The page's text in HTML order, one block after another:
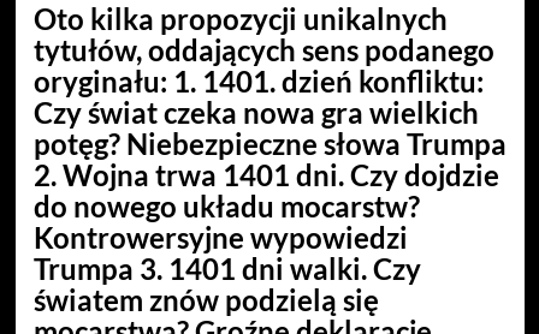
Oto kilka propozycji unikalnych
tytułów, oddających sens podanego
oryginału: 1. 1401. dzień konfliktu:
Czy świat czeka nowa gra wielkich
potęg? Niebezpieczne słowa Trumpa
2. Wojna trwa 1401 dni. Czy dojdzie
do nowego układu mocarstw?
Kontrowersyjne wypowiedzi
Trumpa 3. 1401 dni walki. Czy
światem znów podzielą się